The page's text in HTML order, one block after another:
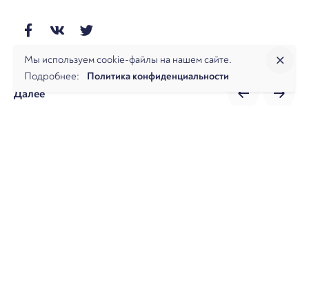
Далее
Мы используем cookie-файлы на нашем сайте.
Подробнее: Политика конфиденциальности